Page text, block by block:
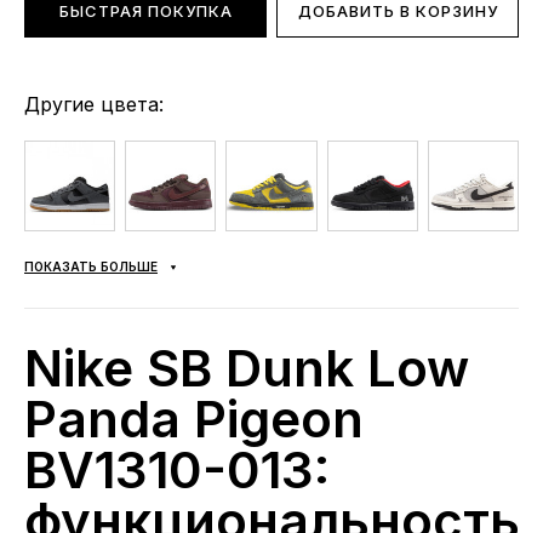
БЫСТРАЯ ПОКУПКА ДОБАВИТЬ В КОРЗИНУ
Другие цвета:
ПОКАЗАТЬ БОЛЬШЕ
Nike SB Dunk Low
Panda Pigeon
BV1310-013:
функциональность,